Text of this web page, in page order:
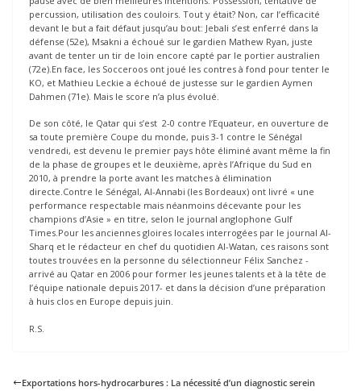
percussion, utilisation des couloirs. Tout y était? Non, car l’efficacité
devant le but a fait défaut jusqu’au bout: Jebali s’est enferré dans la
défense (52e), Msakni a échoué sur le gardien Mathew Ryan, juste
avant de tenter un tir de loin encore capté par le portier australien
(72e).En face, les Socceroos ont joué les contres à fond pour tenter le
KO, et Mathieu Leckie a échoué de justesse sur le gardien Aymen
Dahmen (71e). Mais le score n’a plus évolué.
De son côté, le Qatar qui s’est 2-0 contre l’Equateur, en ouverture de
sa toute première Coupe du monde, puis 3-1 contre le Sénégal
vendredi, est devenu le premier pays hôte éliminé avant même la fin
de la phase de groupes et le deuxième, après l’Afrique du Sud en
2010, à prendre la porte avant les matches à élimination
directe.Contre le Sénégal, Al-Annabi (les Bordeaux) ont livré « une
performance respectable mais néanmoins décevante pour les
champions d’Asie » en titre, selon le journal anglophone Gulf
Times.Pour les anciennes gloires locales interrogées par le journal Al-
Sharq et le rédacteur en chef du quotidien Al-Watan, ces raisons sont
toutes trouvées en la personne du sélectionneur Félix Sanchez -
arrivé au Qatar en 2006 pour former les jeunes talents et à la tête de
l’équipe nationale depuis 2017- et dans la décision d’une préparation
à huis clos en Europe depuis juin.
R.S.
Exportations hors-hydrocarbures : La nécessité d’un diagnostic serein